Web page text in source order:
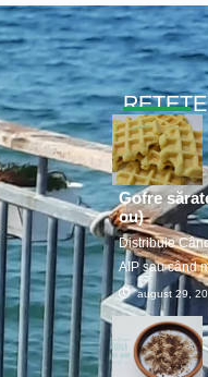
Gofre
ou)
Distribuie
AIP sau când
august 29,